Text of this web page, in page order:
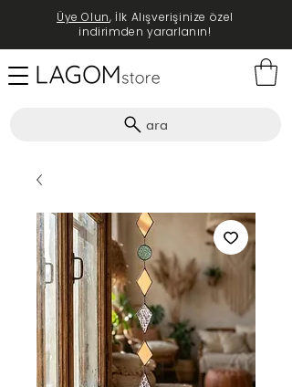
ara
Üye Olun, İlk Alışverişinize özel
indirimden yararlanın!